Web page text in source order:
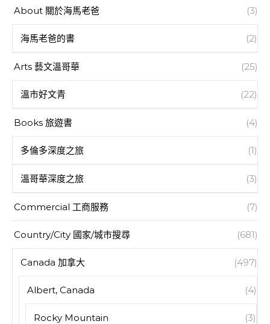
About 關於海馬老爸 (3)
海馬老爸的書 (2)
Arts 藝文溫哥華 (25)
溫市好文青 (22)
Books 旅遊書 (4)
多倫多深度之旅 (1)
溫哥華深度之旅 (3)
Commercial 工商服務 (7)
Country/City 國家/城市搜尋 (681)
Canada 加拿大 (497)
Albert, Canada (4)
Rocky Mountain (3)